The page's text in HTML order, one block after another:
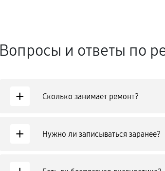
Вопросы и ответы по
+ Сколько занимает ремонт?
+ Нужно ли записываться заранее?